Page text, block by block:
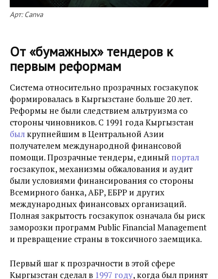
Арт: Canva
От «бумажных» тендеров к
первым реформам
Система относительно прозрачных госзакупок
формировалась в Кыргызстане больше 20 лет.
Реформы не были следствием альтруизма со
стороны чиновников. С 1991 года Кыргызстан
был крупнейшим в Центральной Азии
получателем международной финансовой
помощи. Прозрачные тендеры, единый портал
госзакупок, механизмы обжалования и аудит
были условиями финансирования со стороны
Всемирного банка, АБР, ЕБРР и других
международных финансовых организаций.
Полная закрытость госзакупок означала бы риск
заморозки программ Public Financial Management
и превращение страны в токсичного заемщика.
Первый шаг к прозрачности в этой сфере
Кыргызстан сделал в 1997 году, когда был принят